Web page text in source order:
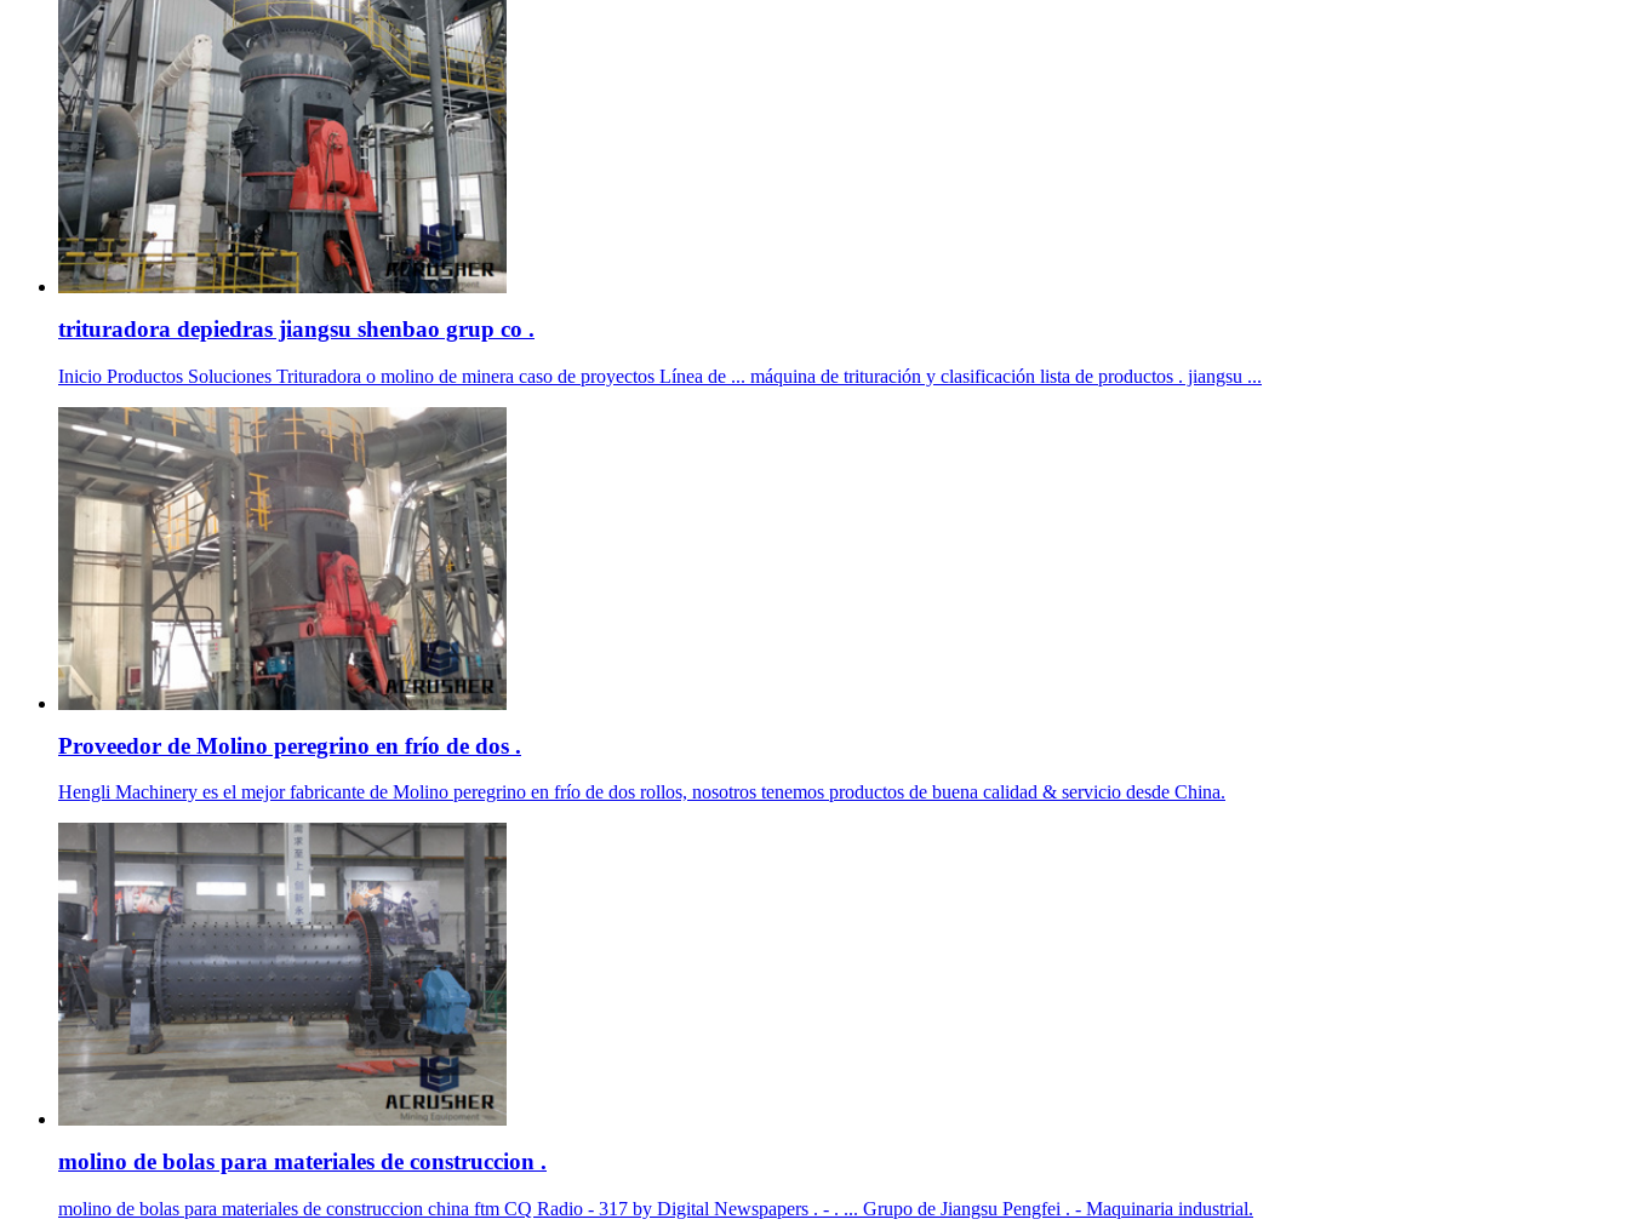
trituradora depiedras jiangsu shenbao grup co .
Inicio Productos Soluciones Trituradora o molino de minera caso de proyectos Línea de ... máquina de trituración y clasificación lista de productos . jiangsu ...
Proveedor de Molino peregrino en frío de dos .
Hengli Machinery es el mejor fabricante de Molino peregrino en frío de dos rollos, nosotros tenemos productos de buena calidad & servicio desde China.
molino de bolas para materiales de construccion .
molino de bolas para materiales de construccion china ftm CQ Radio - 317 by Digital Newspapers . - . ... Grupo de Jiangsu Pengfei . - Maquinaria industrial.